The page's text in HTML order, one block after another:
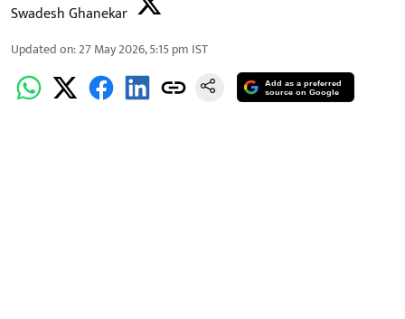
Swadesh Ghanekar
Updated on:27 May 2026, 5:15 pm IST
Add as a preferred
source on Google